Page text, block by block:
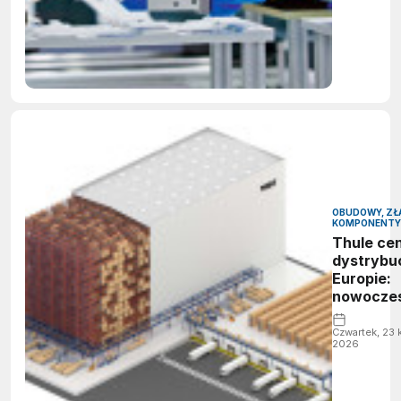
OBUDOWY,
KOMPONENTY
Thule
Europie:
magazyn
Krzyżu
Czwartek, 23
2026